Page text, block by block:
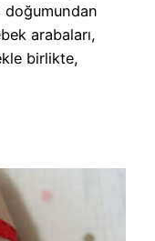
arabaları,
birlikte,